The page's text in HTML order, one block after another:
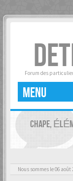
Forum des
MENU
CHAPE,
Nous sommes le 06 août